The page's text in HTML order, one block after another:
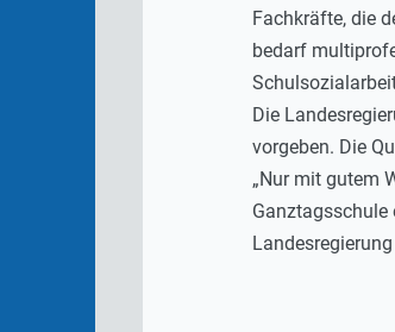
Fachkräfte, die
bedarf
Die
vorgeben. Die
„Nur mit gutem
Ganztagsschule